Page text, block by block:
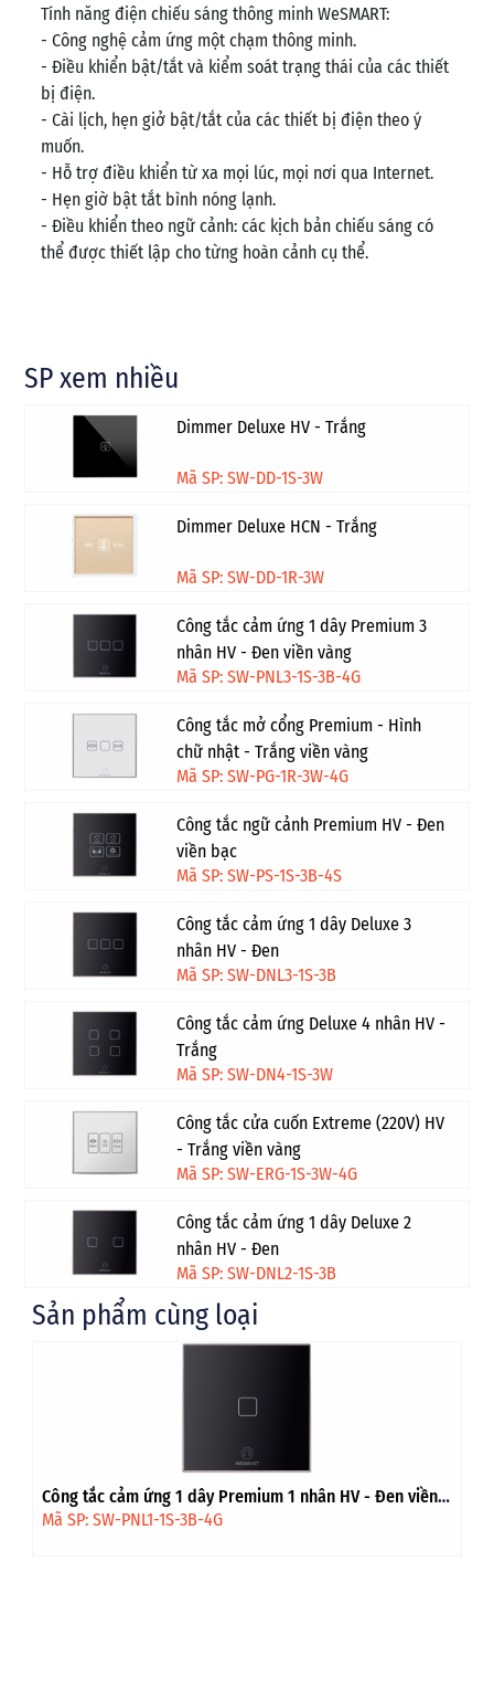
Tính năng điện chiếu sáng thông minh WeSMART:
- Công nghệ cảm ứng một chạm thông minh.
- Điều khiển bật/tắt và kiểm soát trạng thái của các thiết
bị điện.
- Cài lịch, hẹn giở bật/tắt của các thiết bị điện theo ý
muốn.
- Hỗ trợ điều khiển từ xa mọi lúc, mọi nơi qua Internet.
- Hẹn giờ bật tắt bình nóng lạnh.
- Điều khiển theo ngữ cảnh: các kịch bản chiếu sáng có
thể được thiết lập cho từng hoàn cảnh cụ thể.
SP xem nhiều
Dimmer Deluxe HV - Trắng
Mã SP: SW-DD-1S-3W
Dimmer Deluxe HCN - Trắng
Mã SP: SW-DD-1R-3W
Công tắc cảm ứng 1 dây Premium 3
nhân HV - Đen viền vàng
Mã SP: SW-PNL3-1S-3B-4G
Công tắc mở cổng Premium - Hình
chữ nhật - Trắng viền vàng
Mã SP: SW-PG-1R-3W-4G
Công tắc ngữ cảnh Premium HV - Đen
viền bạc
Mã SP: SW-PS-1S-3B-4S
Công tắc cảm ứng 1 dây Deluxe 3
nhân HV - Đen
Mã SP: SW-DNL3-1S-3B
Công tắc cảm ứng Deluxe 4 nhân HV -
Trắng
Mã SP: SW-DN4-1S-3W
Công tắc cửa cuốn Extreme (220V) HV
- Trắng viền vàng
Mã SP: SW-ERG-1S-3W-4G
Công tắc cảm ứng 1 dây Deluxe 2
nhân HV - Đen
Mã SP: SW-DNL2-1S-3B
Sản phẩm cùng loại
Công tắc cảm ứng 1 dây Premium 1 nhân HV - Đen viền
vàng
Mã SP: SW-PNL1-1S-3B-4G